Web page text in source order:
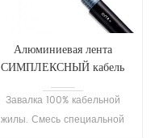
Алюминиевая лента
СИМПЛЕКСНЫЙ кабель
оптического волокна 8
сердечников
Завалка 100% кабельной
жилы. Смесь специальной